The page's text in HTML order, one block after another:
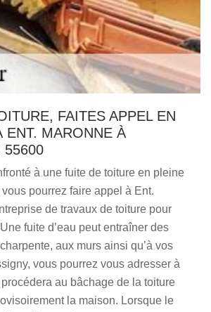
FAITES APPEL EN
ENT. MARONNE À
55600
à une fuite de toiture en pleine
pourrez faire appel à Ent.
de travaux de toiture pour
fuite d’eau peut entraîner des
aux murs ainsi qu’à vos
vous pourrez vous adresser à
au bâchage de la toiture
la maison. Lorsque le